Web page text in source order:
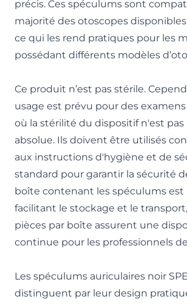
précis. Ces spéculums sont
majorité des otoscopes
ce qui les rend pratiques pour les
possédant différents modèles
Ce produit n’est pas stérile.
usage est prévu pour des
où la stérilité du dispositif n'est
absolue. Ils doivent être utilisés
aux instructions d'hygiène et de
standard pour garantir la sécurité
boîte contenant les spéculums est
facilitant le stockage et le
pièces par boîte assurent une
continue pour les professionnels
Les spéculums auriculaires noir
distinguent par leur design